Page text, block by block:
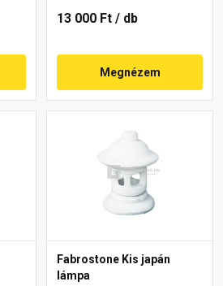
13 000 Ft / db
Megnézem
Fabrostone Kis japán
lámpa